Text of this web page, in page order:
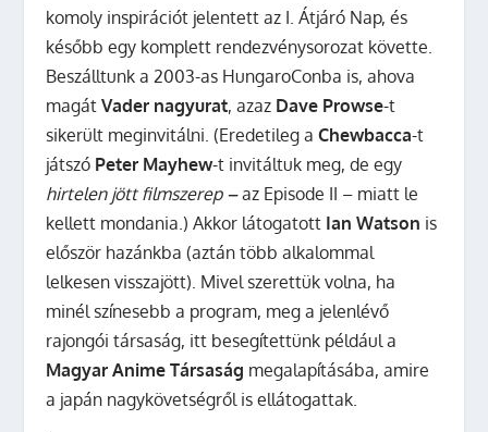
komoly inspirációt jelentett az I. Átjáró Nap, és
később egy komplett rendezvénysorozat követte.
Beszálltunk a 2003-as HungaroConba is, ahova
magátVader nagyurat, azaz Dave Prowse-t
sikerült meginvitálni. (Eredetileg aChewbacca-t
játszó Peter Mayhew-t invitáltuk meg, de egy
hirtelen jött filmszerep–az Episode II – miatt le
kellett mondania.) Akkor látogatott Ian Watson is
először hazánkba (aztán több alkalommal
lelkesen visszajött). Mivel szerettük volna, ha
minél színesebb a program, meg a jelenlévő
rajongói társaság, itt besegítettünk például a
Magyar Anime Társaság megalapításába, amire
a japán nagykövetségről is ellátogattak.